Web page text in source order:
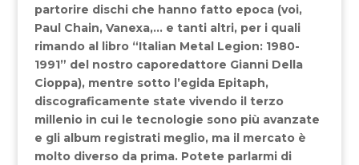
partorire dischi che hanno fatto epoca (voi,
Paul Chain, Vanexa,… e tanti altri, per i quali
rimando al libro “Italian Metal Legion: 1980-
1991” del nostro caporedattore Gianni Della
Cioppa), mentre sotto l’egida Epitaph,
discograficamente state vivendo il terzo
millenio in cui le tecnologie sono più avanzate
e gli album registrati meglio, ma il mercato è
molto diverso da prima. Potete parlarmi di